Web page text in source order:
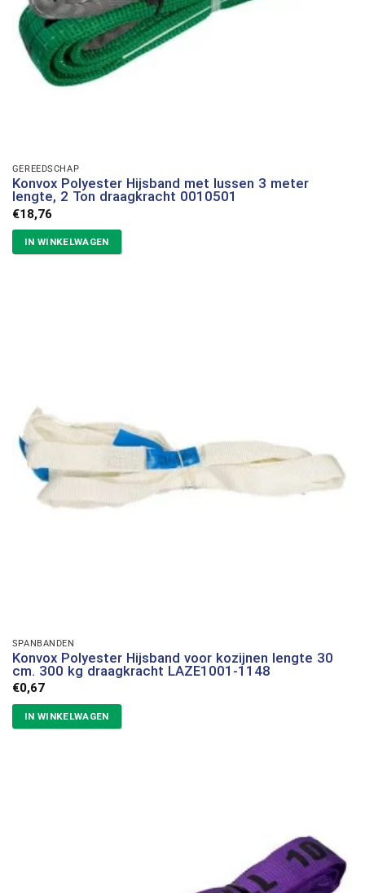
GEREEDSCHAP
Konvox Polyester Hijsband met lussen 3 meter
lengte, 2 Ton draagkracht 0010501
€18,76
IN WINKELWAGEN
SPANBANDEN
Konvox Polyester Hijsband voor kozijnen lengte 30
cm. 300 kg draagkracht LAZE1001-1148
€0,67
IN WINKELWAGEN